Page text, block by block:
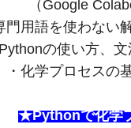
（Google
門用語を使わない
Pythonの使い方、
・ 化学プロセスの
★Pythonで化学